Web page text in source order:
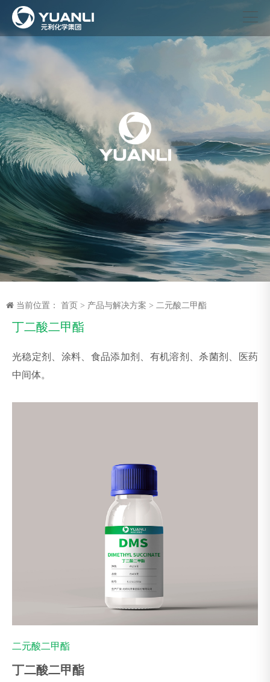
当前位置： 首页 > 产品与解决方案 > 二元酸二甲酯
丁二酸二甲酯
光稳定剂、涂料、食品添加剂、有机溶剂、杀菌剂、医药
中间体。
二元酸二甲酯
丁二酸二甲酯